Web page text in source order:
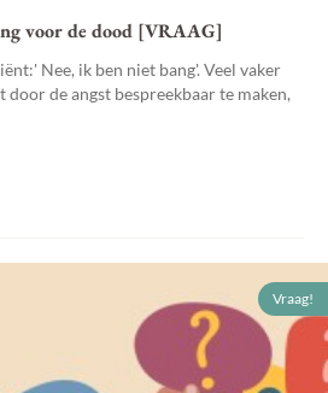
voor de dood [VRAAG]
Nee, ik ben niet bang'. Veel vaker
de angst bespreekbaar te maken,
Vraag!